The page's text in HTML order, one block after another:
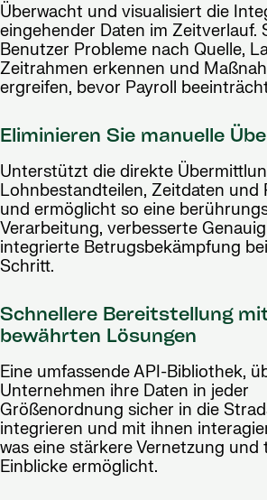
Überwacht und visualisiert die
eingehender Daten im Zeitverlauf.
Benutzer Probleme nach Quelle,
Zeitrahmen erkennen und
ergreifen, bevor Payroll
Eliminieren Sie manuelle
Unterstützt die direkte
Lohnbestandteilen, Zeitdaten und
und ermöglicht so eine
Verarbeitung, verbesserte
integrierte Betrugsbekämpfung
Schritt.
Schnellere Bereitstellung
bewährten Lösungen
Eine umfassende API-Bibliothek,
Unternehmen ihre Daten in jeder
Größenordnung sicher in die
integrieren und mit ihnen
was eine stärkere Vernetzung und
Einblicke ermöglicht.